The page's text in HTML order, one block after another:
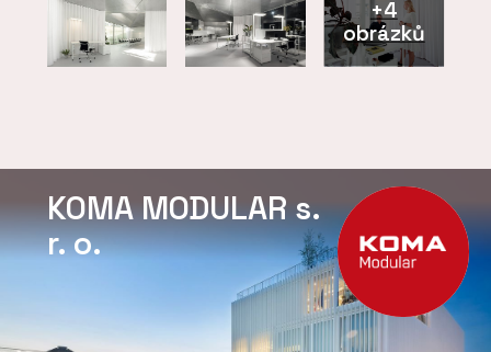
+4
obrázků
KOMA MODULAR s.
r. o.